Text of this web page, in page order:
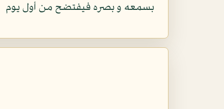
بسمعه و بصره فيفتضح من أول يوم